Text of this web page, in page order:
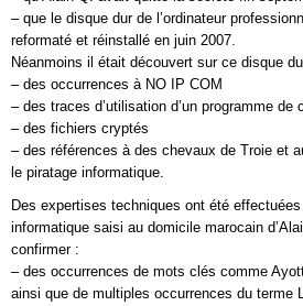
– que le disque dur de l’ordinateur
reformaté et réinstallé en juin 2007.
Néanmoins il était découvert sur ce disque
– des occurrences à NO IP COM
– des traces d’utilisation d’un programme de
– des fichiers cryptés
– des références à des chevaux de Troie et
le piratage informatique.
Des expertises techniques ont été
informatique saisi au domicile marocain
confirmer :
– des occurrences de mots clés comme
ainsi que de multiples occurrences du terme